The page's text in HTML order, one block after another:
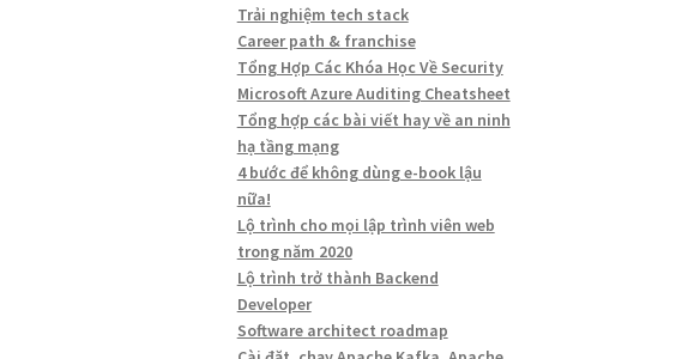
Trải nghiệm tech stack
Career path & franchise
Tổng Hợp Các Khóa Học Về Security
Microsoft Azure Auditing Cheatsheet
Tổng hợp các bài viết hay về an ninh
hạ tầng mạng
4 bước để không dùng e-book lậu
nữa!
Lộ trình cho mọi lập trình viên web
trong năm 2020
Lộ trình trở thành Backend
Developer
Software architect roadmap